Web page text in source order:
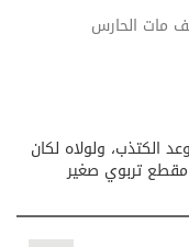
مات الحارس
الكتذب، ولولاه لكان
تربوي صغير